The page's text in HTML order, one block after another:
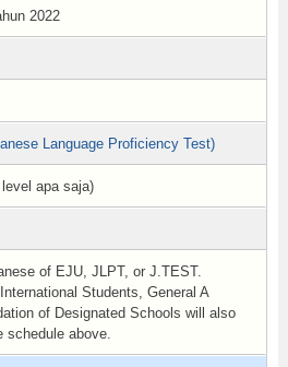
2022
Language Proficiency Test)
apa saja)
of EJU, JLPT, or J.TEST.
Students, General A
of Designated Schools will also
schedule above.